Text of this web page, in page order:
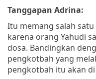
Tanggapan Adrina:
Itu memang salah satu
karena orang Yahudi
dosa. Bandingkan
pengkotbah yang
pengkotbah itu akan